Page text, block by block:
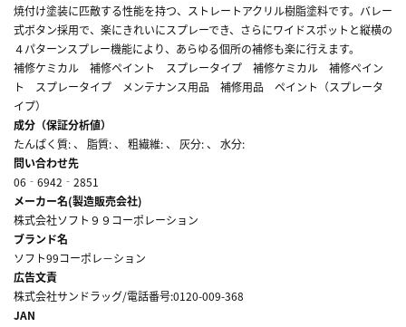
焼付け塗装に匹敵する性能を持つ、ストレートアクリル樹脂塗料です。バレー
式ボタン採用で、楽にきれいにスプレーでき、さらにワイドスポットと縦横の
４パターンスプレー機能により、あらゆる個所の補修も楽に行えます。
補修ケミカル 補修ペイント スプレータイプ 補修ケミカル 補修ペイン
ト スプレータイプ メンテナンス用品 補修用品 ペイント（スプレータ
イプ）
成分（保証分析値）
たんぱく質: 、 脂質: 、 粗繊維: 、 灰分: 、 水分:
問い合わせ先
06‐6942‐2851
メーカー名(製造販売会社)
株式会社ソフト９９コーポレーション
ブランド名
ソフト99コーポレ－ション
広告文責
株式会社サンドラッグ/電話番号:0120-009-368
JAN